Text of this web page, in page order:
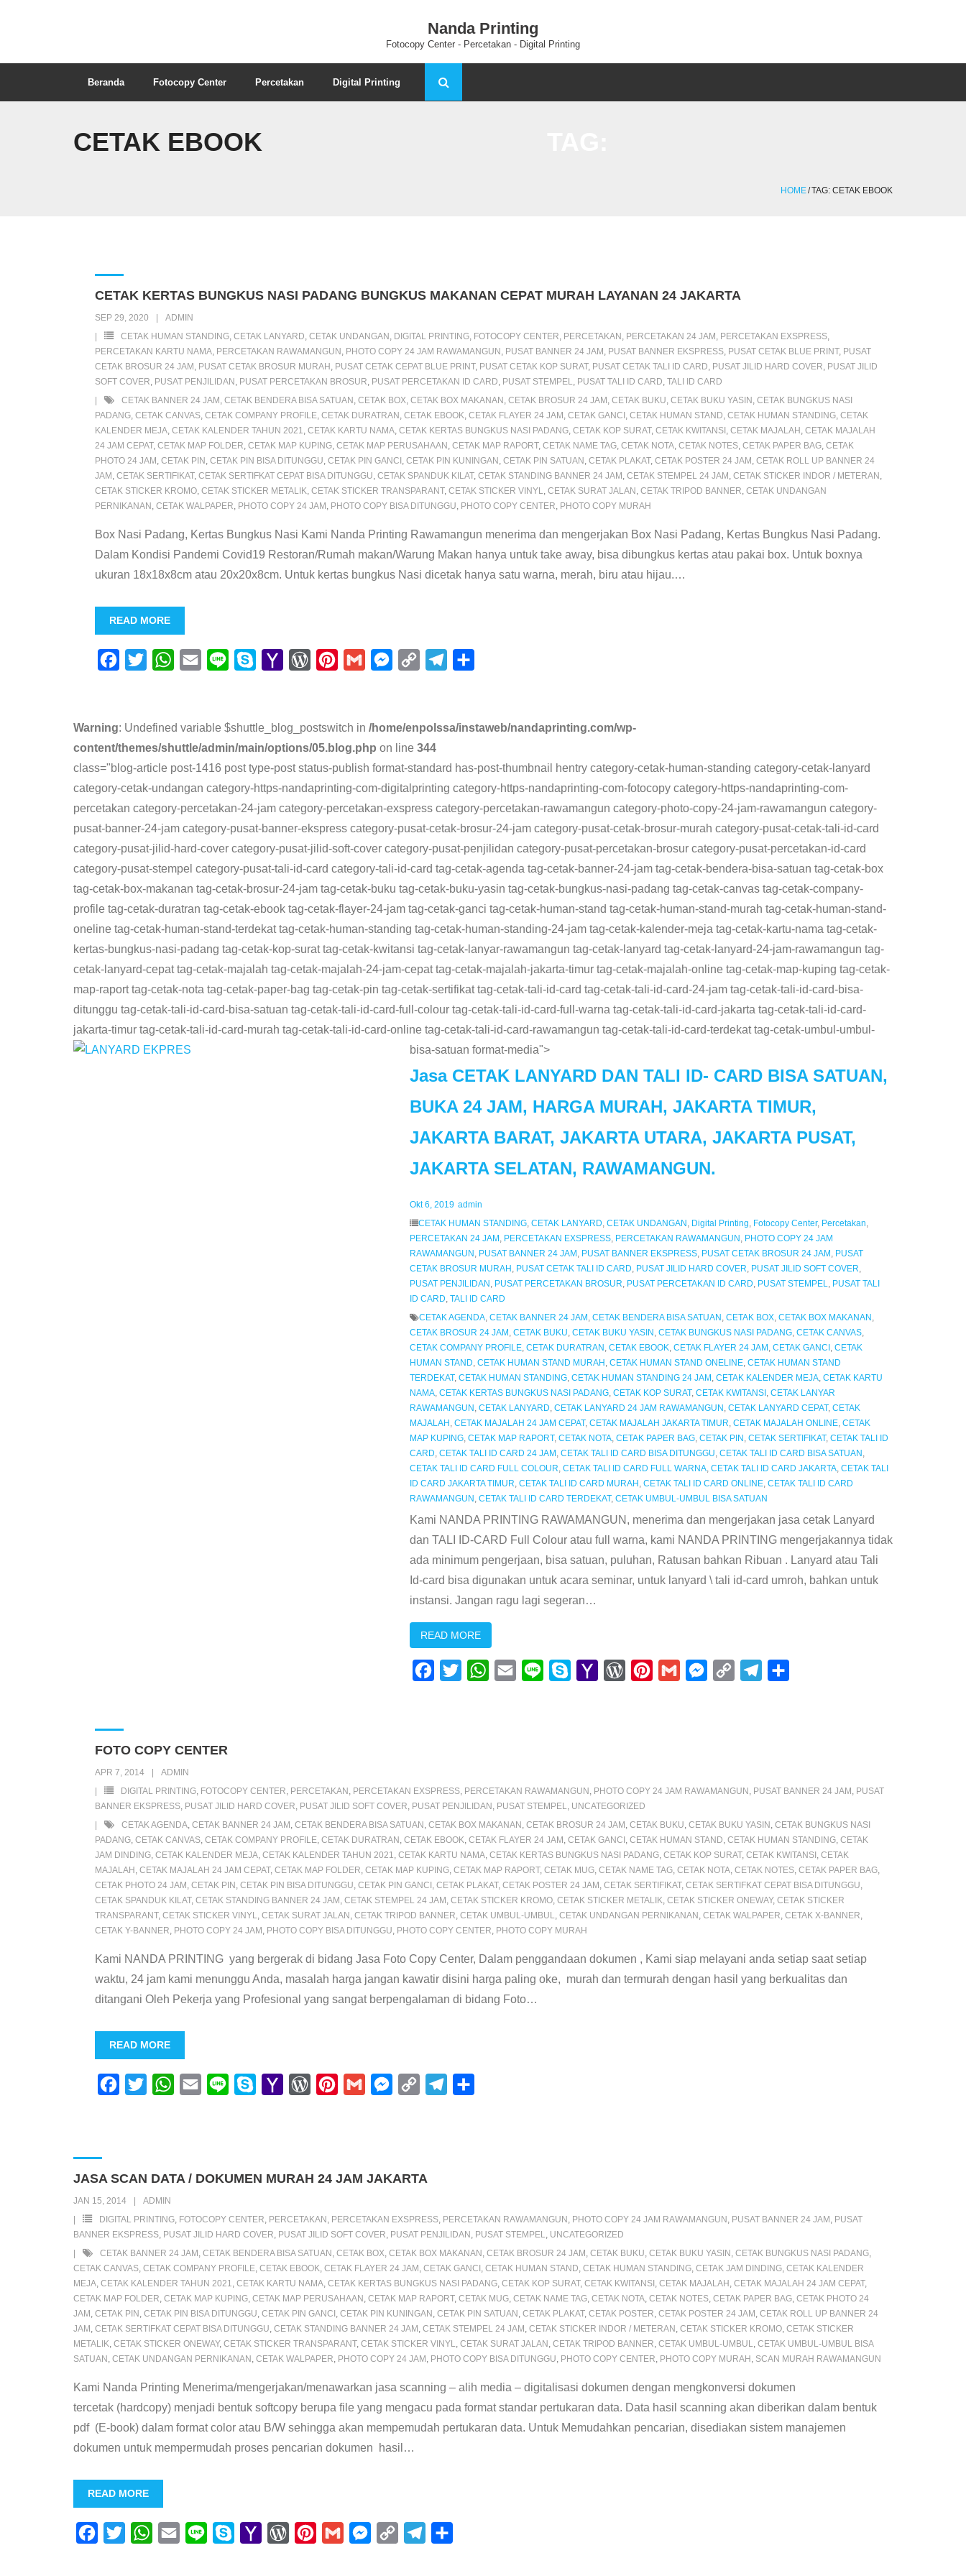
Nanda Printing
Fotocopy Center - Percetakan - Digital Printing
Beranda Fotocopy Center Percetakan Digital Printing
CETAK EBOOK
HOME/TAG: CETAK EBOOK
CETAK KERTAS BUNGKUS NASI PADANG BUNGKUS MAKANAN CEPAT MURAH LAYANAN 24 JAKARTA
SEP 29, 2020
ADMIN
CETAK HUMAN STANDING, CETAK LANYARD, CETAK UNDANGAN , DIGITAL PRINTING, FOTOCOPY CENTER, PERCETAKAN , PERCETAKAN 24 JAM , PERCETAKAN EXSPRESS,
PERCETAKAN KARTU NAMA, PERCETAKAN RAWAMANGUN , PHOTO COPY 24 JAM RAWAMANGUN , PUSAT BANNER 24 JAM , PUSAT BANNER EKSPRESS, PUSAT CETAK BLUE PRINT, PUSAT
CETAK BROSUR 24 JAM , PUSAT CETAK BROSUR MURAH , PUSAT CETAK CEPAT BLUE PRINT, PUSAT CETAK KOP SURAT, PUSAT CETAK TALI ID CARD, PUSAT JILID HARD COVER, PUSAT JILID
SOFT COVER, PUSAT PENJILIDAN , PUSAT PERCETAKAN BROSUR, PUSAT PERCETAKAN ID CARD, PUSAT STEMPEL, PUSAT TALI ID CARD, TALI ID CARD
CETAK BANNER 24 JAM , CETAK BENDERA BISA SATUAN , CETAK BOX, CETAK BOX MAKANAN , CETAK BROSUR 24 JAM , CETAK BUKU, CETAK BUKU YASIN , CETAK BUNGKUS NASI
PADANG, CETAK CANVAS, CETAK COMPANY PROFILE, CETAK DURATRAN , CETAK EBOOK, CETAK FLAYER 24 JAM , CETAK GANCI , CETAK HUMAN STAND, CETAK HUMAN STANDING, CETAK
KALENDER MEJA, CETAK KALENDER TAHUN 2021, CETAK KARTU NAMA, CETAK KERTAS BUNGKUS NASI PADANG, CETAK KOP SURAT, CETAK KWITANSI , CETAK MAJALAH , CETAK MAJALAH
24 JAM CEPAT, CETAK MAP FOLDER, CETAK MAP KUPING, CETAK MAP PERUSAHAAN , CETAK MAP RAPORT, CETAK NAME TAG, CETAK NOTA, CETAK NOTES, CETAK PAPER BAG, CETAK
PHOTO 24 JAM , CETAK PIN , CETAK PIN BISA DITUNGGU, CETAK PIN GANCI , CETAK PIN KUNINGAN , CETAK PIN SATUAN , CETAK PLAKAT, CETAK POSTER 24 JAM , CETAK ROLL UP BANNER 24
JAM , CETAK SERTIFIKAT, CETAK SERTIFKAT CEPAT BISA DITUNGGU, CETAK SPANDUK KILAT, CETAK STANDING BANNER 24 JAM , CETAK STEMPEL 24 JAM , CETAK STICKER INDOR / METERAN ,
CETAK STICKER KROMO, CETAK STICKER METALIK, CETAK STICKER TRANSPARANT, CETAK STICKER VINYL, CETAK SURAT JALAN , CETAK TRIPOD BANNER, CETAK UNDANGAN
PERNIKANAN , CETAK WALPAPER, PHOTO COPY 24 JAM , PHOTO COPY BISA DITUNGGU, PHOTO COPY CENTER, PHOTO COPY MURAH
Box Nasi Padang, Kertas Bungkus Nasi Kami Nanda Printing Rawamangun menerima dan mengerjakan Box Nasi Padang, Kertas Bungkus Nasi Padang.
Dalam Kondisi Pandemi Covid19 Restoran/Rumah makan/Warung Makan hanya untuk take away, bisa dibungkus kertas atau pakai box. Untuk boxnya
ukuran 18x18x8cm atau 20x20x8cm. Untuk kertas bungkus Nasi dicetak hanya satu warna, merah, biru atau hijau.…
READ MORE
e
b
o
o
k
t
t
e
r
W
t
s
A
p
p
i
l
e
p
e
o
o
M
a
i
l
W
d
P
r
e
s
s
t
e
r
e
s
t
l
s
e
n
g
e
r
y
L
i
n
k
e
r
a
m
r
Warning: Undefined variable $shuttle_blog_postswitch in /home/enpolssa/instaweb/nandaprinting.com/wp-
content/themes/shuttle/admin/main/options/05.blog.php on line 344
class="blog-article post-1416 post type-post status-publish format-standard has-post-thumbnail hentry category-cetak-human-standing category-cetak-lanyard
category-cetak-undangan category-https-nandaprinting-com-digitalprinting category-https-nandaprinting-com-fotocopy category-https-nandaprinting-com-
percetakan category-percetakan-24-jam category-percetakan-exspress category-percetakan-rawamangun category-photo-copy-24-jam-rawamangun category-
pusat-banner-24-jam category-pusat-banner-ekspress category-pusat-cetak-brosur-24-jam category-pusat-cetak-brosur-murah category-pusat-cetak-tali-id-card
category-pusat-jilid-hard-cover category-pusat-jilid-soft-cover category-pusat-penjilidan category-pusat-percetakan-brosur category-pusat-percetakan-id-card
category-pusat-stempel category-pusat-tali-id-card category-tali-id-card tag-cetak-agenda tag-cetak-banner-24-jam tag-cetak-bendera-bisa-satuan tag-cetak-box
tag-cetak-box-makanan tag-cetak-brosur-24-jam tag-cetak-buku tag-cetak-buku-yasin tag-cetak-bungkus-nasi-padang tag-cetak-canvas tag-cetak-company-
profile tag-cetak-duratran tag-cetak-ebook tag-cetak-flayer-24-jam tag-cetak-ganci tag-cetak-human-stand tag-cetak-human-stand-murah tag-cetak-human-stand-
oneline tag-cetak-human-stand-terdekat tag-cetak-human-standing tag-cetak-human-standing-24-jam tag-cetak-kalender-meja tag-cetak-kartu-nama tag-cetak-
kertas-bungkus-nasi-padang tag-cetak-kop-surat tag-cetak-kwitansi tag-cetak-lanyar-rawamangun tag-cetak-lanyard tag-cetak-lanyard-24-jam-rawamangun tag-
cetak-lanyard-cepat tag-cetak-majalah tag-cetak-majalah-24-jam-cepat tag-cetak-majalah-jakarta-timur tag-cetak-majalah-online tag-cetak-map-kuping tag-cetak-
map-raport tag-cetak-nota tag-cetak-paper-bag tag-cetak-pin tag-cetak-sertifikat tag-cetak-tali-id-card tag-cetak-tali-id-card-24-jam tag-cetak-tali-id-card-bisa-
ditunggu tag-cetak-tali-id-card-bisa-satuan tag-cetak-tali-id-card-full-colour tag-cetak-tali-id-card-full-warna tag-cetak-tali-id-card-jakarta tag-cetak-tali-id-card-
jakarta-timur tag-cetak-tali-id-card-murah tag-cetak-tali-id-card-online tag-cetak-tali-id-card-rawamangun tag-cetak-tali-id-card-terdekat tag-cetak-umbul-umbul-
bisa-satuan format-media">
Jasa CETAK LANYARD DAN TALI ID- CARD BISA SATUAN,
BUKA 24 JAM, HARGA MURAH, JAKARTA TIMUR,
JAKARTA BARAT, JAKARTA UTARA, JAKARTA PUSAT,
JAKARTA SELATAN, RAWAMANGUN.
Okt 6, 2019 admin
CETAK HUMAN STANDING, CETAK LANYARD, CETAK UNDANGAN , Digital Printing, Fotocopy Center, Percetakan,
PERCETAKAN 24 JAM , PERCETAKAN EXSPRESS, PERCETAKAN RAWAMANGUN , PHOTO COPY 24 JAM
RAWAMANGUN , PUSAT BANNER 24 JAM , PUSAT BANNER EKSPRESS, PUSAT CETAK BROSUR 24 JAM , PUSAT
CETAK BROSUR MURAH , PUSAT CETAK TALI ID CARD, PUSAT JILID HARD COVER, PUSAT JILID SOFT COVER,
PUSAT PENJILIDAN , PUSAT PERCETAKAN BROSUR, PUSAT PERCETAKAN ID CARD, PUSAT STEMPEL, PUSAT TALI
ID CARD, TALI ID CARD
CETAK AGENDA, CETAK BANNER 24 JAM , CETAK BENDERA BISA SATUAN , CETAK BOX, CETAK BOX MAKANAN ,
CETAK BROSUR 24 JAM , CETAK BUKU, CETAK BUKU YASIN , CETAK BUNGKUS NASI PADANG, CETAK CANVAS,
CETAK COMPANY PROFILE, CETAK DURATRAN , CETAK EBOOK, CETAK FLAYER 24 JAM , CETAK GANCI , CETAK
HUMAN STAND, CETAK HUMAN STAND MURAH , CETAK HUMAN STAND ONELINE, CETAK HUMAN STAND
TERDEKAT, CETAK HUMAN STANDING, CETAK HUMAN STANDING 24 JAM , CETAK KALENDER MEJA, CETAK KARTU
NAMA, CETAK KERTAS BUNGKUS NASI PADANG, CETAK KOP SURAT, CETAK KWITANSI , CETAK LANYAR
RAWAMANGUN , CETAK LANYARD, CETAK LANYARD 24 JAM RAWAMANGUN , CETAK LANYARD CEPAT, CETAK
MAJALAH , CETAK MAJALAH 24 JAM CEPAT, CETAK MAJALAH JAKARTA TIMUR, CETAK MAJALAH ONLINE, CETAK
MAP KUPING, CETAK MAP RAPORT, CETAK NOTA, CETAK PAPER BAG, CETAK PIN , CETAK SERTIFIKAT, CETAK TALI ID
CARD, CETAK TALI ID CARD 24 JAM , CETAK TALI ID CARD BISA DITUNGGU, CETAK TALI ID CARD BISA SATUAN ,
CETAK TALI ID CARD FULL COLOUR, CETAK TALI ID CARD FULL WARNA, CETAK TALI ID CARD JAKARTA, CETAK TALI
ID CARD JAKARTA TIMUR, CETAK TALI ID CARD MURAH , CETAK TALI ID CARD ONLINE, CETAK TALI ID CARD
RAWAMANGUN , CETAK TALI ID CARD TERDEKAT, CETAK UMBUL-UMBUL BISA SATUAN
Kami NANDA PRINTING RAWAMANGUN, menerima dan mengerjakan jasa cetak Lanyard
dan TALI ID-CARD Full Colour atau full warna, kami NANDA PRINTING mengerjakannya tidak
ada minimum pengerjaan, bisa satuan, puluhan, Ratusan bahkan Ribuan . Lanyard atau Tali
Id-card bisa digunakan untuk acara seminar, untuk lanyard \ tali id-card umroh, bahkan untuk
instansi. Jangan ragu lagi segeran…
READ MORE
k
r
W
p
i
l
W
s
s
s
t
e
r
k
m
FOTO COPY CENTER
APR 7, 2014
ADMIN
DIGITAL PRINTING, FOTOCOPY CENTER, PERCETAKAN , PERCETAKAN EXSPRESS, PERCETAKAN RAWAMANGUN , PHOTO COPY 24 JAM RAWAMANGUN , PUSAT BANNER 24 JAM , PUSAT
BANNER EKSPRESS, PUSAT JILID HARD COVER, PUSAT JILID SOFT COVER, PUSAT PENJILIDAN , PUSAT STEMPEL, UNCATEGORIZED
CETAK AGENDA, CETAK BANNER 24 JAM , CETAK BENDERA BISA SATUAN , CETAK BOX MAKANAN , CETAK BROSUR 24 JAM , CETAK BUKU, CETAK BUKU YASIN , CETAK BUNGKUS NASI
PADANG, CETAK CANVAS, CETAK COMPANY PROFILE, CETAK DURATRAN , CETAK EBOOK, CETAK FLAYER 24 JAM , CETAK GANCI , CETAK HUMAN STAND, CETAK HUMAN STANDING, CETAK
JAM DINDING, CETAK KALENDER MEJA, CETAK KALENDER TAHUN 2021, CETAK KARTU NAMA, CETAK KERTAS BUNGKUS NASI PADANG, CETAK KOP SURAT, CETAK KWITANSI , CETAK
MAJALAH , CETAK MAJALAH 24 JAM CEPAT, CETAK MAP FOLDER, CETAK MAP KUPING, CETAK MAP RAPORT, CETAK MUG, CETAK NAME TAG, CETAK NOTA, CETAK NOTES, CETAK PAPER BAG,
CETAK PHOTO 24 JAM , CETAK PIN , CETAK PIN BISA DITUNGGU, CETAK PIN GANCI , CETAK PLAKAT, CETAK POSTER 24 JAM , CETAK SERTIFIKAT, CETAK SERTIFKAT CEPAT BISA DITUNGGU,
CETAK SPANDUK KILAT, CETAK STANDING BANNER 24 JAM , CETAK STEMPEL 24 JAM , CETAK STICKER KROMO, CETAK STICKER METALIK, CETAK STICKER ONEWAY, CETAK STICKER
TRANSPARANT, CETAK STICKER VINYL, CETAK SURAT JALAN , CETAK TRIPOD BANNER, CETAK UMBUL-UMBUL, CETAK UNDANGAN PERNIKANAN , CETAK WALPAPER, CETAK X-BANNER,
CETAK Y-BANNER, PHOTO COPY 24 JAM , PHOTO COPY BISA DITUNGGU, PHOTO COPY CENTER, PHOTO COPY MURAH
Kami NANDA PRINTING yang bergerak di bidang Jasa Foto Copy Center, Dalam penggandaan dokumen , Kami siap melayani anda setiap saat setiap
waktu, 24 jam kami menunggu Anda, masalah harga jangan kawatir disini harga paling oke, murah dan termurah dengan hasil yang berkualitas dan
ditangani Oleh Pekerja yang Profesional yang sangat berpengalaman di bidang Foto…
READ MORE
o
k
r
W
p
p
a
i
l
W
e
s
s
e
s
t
g
e
r
n
k
a
m
JASA SCAN DATA / DOKUMEN MURAH 24 JAM JAKARTA
JAN 15, 2014
ADMIN
DIGITAL PRINTING, FOTOCOPY CENTER, PERCETAKAN , PERCETAKAN EXSPRESS, PERCETAKAN RAWAMANGUN , PHOTO COPY 24 JAM RAWAMANGUN , PUSAT BANNER 24 JAM , PUSAT
BANNER EKSPRESS, PUSAT JILID HARD COVER, PUSAT JILID SOFT COVER, PUSAT PENJILIDAN , PUSAT STEMPEL, UNCATEGORIZED
CETAK BANNER 24 JAM , CETAK BENDERA BISA SATUAN , CETAK BOX, CETAK BOX MAKANAN , CETAK BROSUR 24 JAM , CETAK BUKU, CETAK BUKU YASIN , CETAK BUNGKUS NASI PADANG,
CETAK CANVAS, CETAK COMPANY PROFILE, CETAK EBOOK, CETAK FLAYER 24 JAM , CETAK GANCI , CETAK HUMAN STAND, CETAK HUMAN STANDING, CETAK JAM DINDING, CETAK KALENDER
MEJA, CETAK KALENDER TAHUN 2021, CETAK KARTU NAMA, CETAK KERTAS BUNGKUS NASI PADANG, CETAK KOP SURAT, CETAK KWITANSI , CETAK MAJALAH , CETAK MAJALAH 24 JAM CEPAT,
CETAK MAP FOLDER, CETAK MAP KUPING, CETAK MAP PERUSAHAAN , CETAK MAP RAPORT, CETAK MUG, CETAK NAME TAG, CETAK NOTA, CETAK NOTES, CETAK PAPER BAG, CETAK PHOTO 24
JAM , CETAK PIN , CETAK PIN BISA DITUNGGU, CETAK PIN GANCI , CETAK PIN KUNINGAN , CETAK PIN SATUAN , CETAK PLAKAT, CETAK POSTER, CETAK POSTER 24 JAM , CETAK ROLL UP BANNER 24
JAM , CETAK SERTIFKAT CEPAT BISA DITUNGGU, CETAK STANDING BANNER 24 JAM , CETAK STEMPEL 24 JAM , CETAK STICKER INDOR / METERAN , CETAK STICKER KROMO, CETAK STICKER
METALIK, CETAK STICKER ONEWAY, CETAK STICKER TRANSPARANT, CETAK STICKER VINYL, CETAK SURAT JALAN , CETAK TRIPOD BANNER, CETAK UMBUL-UMBUL, CETAK UMBUL-UMBUL BISA
SATUAN , CETAK UNDANGAN PERNIKANAN , CETAK WALPAPER, PHOTO COPY 24 JAM , PHOTO COPY BISA DITUNGGU, PHOTO COPY CENTER, PHOTO COPY MURAH , SCAN MURAH RAWAMANGUN
Kami Nanda Printing Menerima/mengerjakan/menawarkan jasa scanning – alih media – digitalisasi dokumen dengan mengkonversi dokumen
tercetak (hardcopy) menjadi bentuk softcopy berupa file yang mengacu pada format standar pertukaran data. Data hasil scanning akan diberikan dalam bentuk
pdf (E-book) dalam format color atau B/W sehingga akan mempemudah pertukaran data. Untuk Memudahkan pencarian, disediakan sistem manajemen
dokumen untuk mempermudah proses pencarian dokumen hasil …
READ MORE
W
W